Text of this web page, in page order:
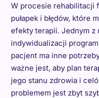
W procesie rehabilitacji
pułapek i błędów, które
efekty terapii. Jednym z
indywidualizacji
pacjent ma inne
ważne jest, aby plan
jego stanu zdrowia i
problemem jest zbyt